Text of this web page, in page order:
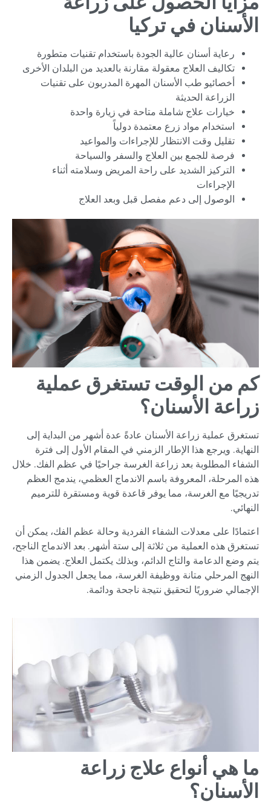
الأسنان في تركيا
رعاية أسنان عالية الجودة باستخدام تقنيات متطورة
تكاليف العلاج معقولة مقارنة بالعديد من البلدان الأخرى
أخصائيو طب الأسنان المهرة المدربون على تقنيات
الزراعة الحديثة
خيارات علاج شاملة متاحة في زيارة واحدة
استخدام مواد زرع معتمدة دولياً
تقليل وقت الانتظار للإجراءات والمواعيد
فرصة للجمع بين العلاج والسفر والسياحة
التركيز الشديد على راحة المريض وسلامته أثناء
الإجراءات
الوصول إلى دعم مفصل قبل وبعد العلاج
كم من الوقت تستغرق عملية
زراعة الأسنان؟
تستغرق عملية زراعة الأسنان عادةً عدة أشهر من البداية إلى
النهاية. ويرجع هذا الإطار الزمني في المقام الأول إلى فترة
الشفاء المطلوبة بعد زراعة الغرسة جراحيًا في عظم الفك. خلال
هذه المرحلة، المعروفة باسم الاندماج العظمي، يندمج العظم
تدريجيًا مع الغرسة، مما يوفر قاعدة قوية ومستقرة للترميم
النهائي.
اعتمادًا على معدلات الشفاء الفردية وحالة عظم الفك، يمكن أن
تستغرق هذه العملية من ثلاثة إلى ستة أشهر. بعد الاندماج الناجح،
يتم وضع الدعامة والتاج الدائم، وبذلك يكتمل العلاج. يضمن هذا
النهج المرحلي متانة ووظيفة الغرسة، مما يجعل الجدول الزمني
الإجمالي ضروريًا لتحقيق نتيجة ناجحة ودائمة.
ما هي أنواع علاج زراعة
الأسنان؟